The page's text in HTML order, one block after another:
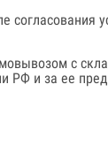
согласования
с
РФ и за ее